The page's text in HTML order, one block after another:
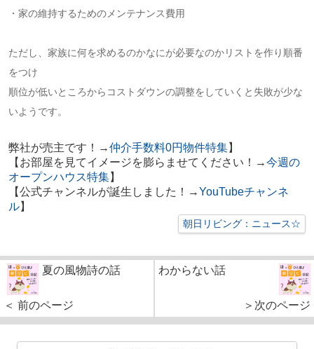
・家の維持するためのメンテナンス費用
ただし、家族に何を求めるのかなにが必要なのかリストを作り順番
をつけ
順位が低いところからコストダウンの調整をしていくと失敗が少な
いようです。
弊社が売主です！→仲介手数料0円物件特集】
【お部屋を見てイメージを膨らませてください！→今週の
オープンハウス特集】
【公式チャンネルが誕生しました！→YouTubeチャンネ
ル】
朝日リビング：ニュース☆
夏の風物詩の話
＜ 前のページ
わからない話
＞次のページ